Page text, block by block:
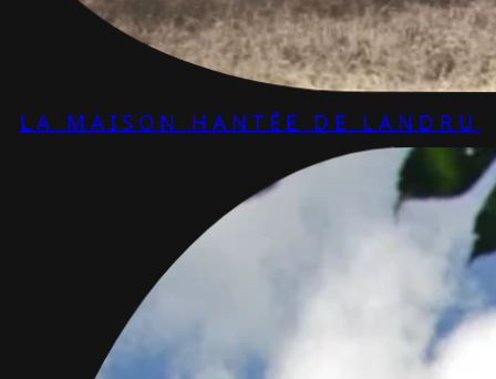
LA MAISON HANTÉE DE LANDRU